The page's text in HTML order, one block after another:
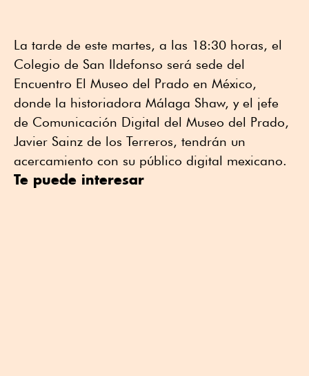
La tarde de este martes, a las 18:30 horas, el
Colegio de San Ildefonso será sede del
Encuentro El Museo del Prado en México,
donde la historiadora Málaga Shaw, y el jefe
de Comunicación Digital del Museo del Prado,
Javier Sainz de los Terreros, tendrán un
acercamiento con su público digital mexicano.
Te puede interesar